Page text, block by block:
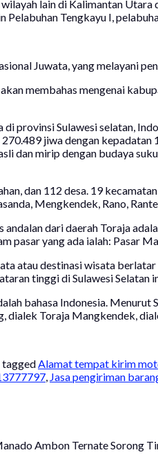
lain di Kalimantan
Tengkayu I,
Juwata, yang melayani
membahas mengenai
di provinsi Sulawesi selatan,
jiwa dengan
dan mirip dengan budaya
dan 112 desa. 19
Mengkendek, Rano,
dari daerah Toraja
yang ada ialah: Pasar
atau destinasi wisata
tinggi di Sulawesi
bahasa Indonesia.
dialek Toraja Mangkendek,
taggedAlamat tempat kirim
, Jasa pengiriman
Ambon Ternate